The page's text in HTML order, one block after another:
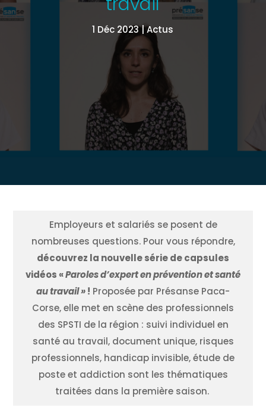
1 Déc 2023 Actus
Employeurs et salariés se posent de
nombreuses questions. Pour vous répondre,
découvrez la nouvelle série de capsules
vidéos «Paroles d’expert en prévention et santé
au travail»! Proposée par Présanse Paca-
Corse, elle met en scène des professionnels
des SPSTI de la région : suivi individuel en
santé au travail, document unique, risques
professionnels, handicap invisible, étude de
poste et addiction sont les thématiques
traitées dans la première saison.